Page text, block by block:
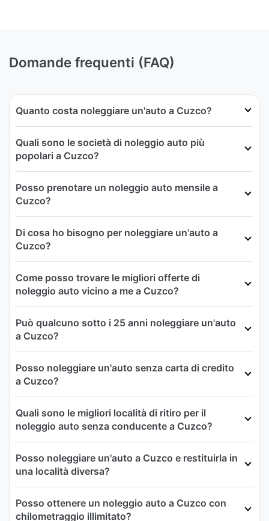
Domande frequenti (FAQ)
Quanto costa noleggiare un'auto a Cuzco?
Quali sono le società di noleggio auto più
popolari a Cuzco?
Posso prenotare un noleggio auto mensile a
Cuzco?
Di cosa ho bisogno per noleggiare un'auto a
Cuzco?
Come posso trovare le migliori offerte di
noleggio auto vicino a me a Cuzco?
Può qualcuno sotto i 25 anni noleggiare un'auto
a Cuzco?
Posso noleggiare un'auto senza carta di credito
a Cuzco?
Quali sono le migliori località di ritiro per il
noleggio auto senza conducente a Cuzco?
Posso noleggiare un'auto a Cuzco e restituirla in
una località diversa?
Posso ottenere un noleggio auto a Cuzco con
chilometraggio illimitato?